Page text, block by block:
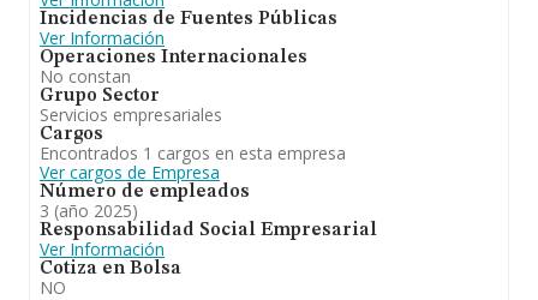
actividad principal de la sociedad 7022. en todo caso, se
entenderán excluidos del mismo aquellas actividades
que por su objeto deban desarrolla. Se ha posicionado
más abajo en el ranking de provincia frente al 2024.
Incidencias de Fuentes Públicas
Ver Información
Operaciones Internacionales
No constan
Grupo Sector
Servicios empresariales
Cargos
Encontrados 1 cargos en esta empresa
Ver cargos de Empresa
Número de empleados
3 (año 2025)
Responsabilidad Social Empresarial
Ver Información
Cotiza en Bolsa
NO